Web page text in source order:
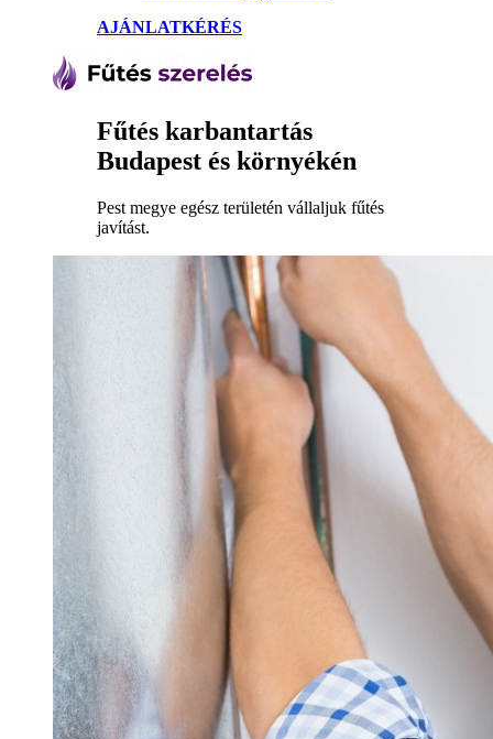
AJÁNLATKÉRÉS
Fűtés karbantartás
Budapest és környékén
Pest megye egész területén vállaljuk fűtés
javítást.